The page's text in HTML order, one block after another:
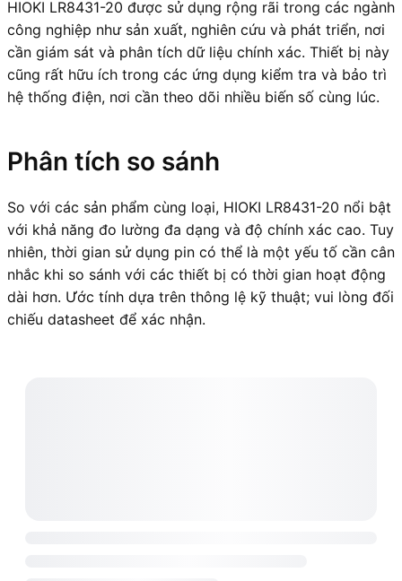
HIOKI LR8431-20 được sử dụng rộng rãi trong các ngành
công nghiệp như sản xuất, nghiên cứu và phát triển, nơi
cần giám sát và phân tích dữ liệu chính xác. Thiết bị này
cũng rất hữu ích trong các ứng dụng kiểm tra và bảo trì
hệ thống điện, nơi cần theo dõi nhiều biến số cùng lúc.
Phân tích so sánh
So với các sản phẩm cùng loại, HIOKI LR8431-20 nổi bật
với khả năng đo lường đa dạng và độ chính xác cao. Tuy
nhiên, thời gian sử dụng pin có thể là một yếu tố cần cân
nhắc khi so sánh với các thiết bị có thời gian hoạt động
dài hơn. Ước tính dựa trên thông lệ kỹ thuật; vui lòng đối
chiếu datasheet để xác nhận.